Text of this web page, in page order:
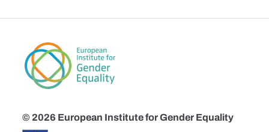
© 2026 European Institute for Gender Equality